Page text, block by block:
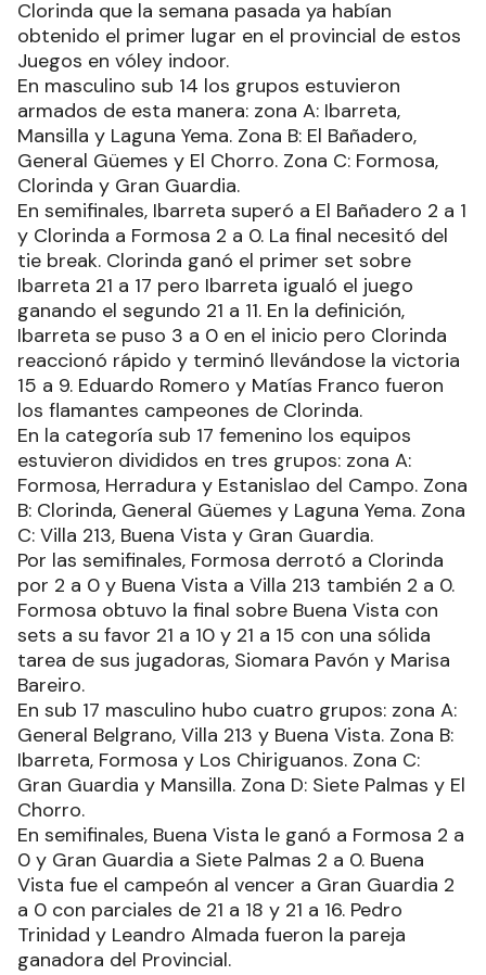
Clorinda que la semana pasada ya habían
obtenido el primer lugar en el provincial de estos
Juegos en vóley indoor.
En masculino sub 14 los grupos estuvieron
armados de esta manera: zona A: Ibarreta,
Mansilla y Laguna Yema. Zona B: El Bañadero,
General Güemes y El Chorro. Zona C: Formosa,
Clorinda y Gran Guardia.
En semifinales, Ibarreta superó a El Bañadero 2 a 1
y Clorinda a Formosa 2 a 0. La final necesitó del
tie break. Clorinda ganó el primer set sobre
Ibarreta 21 a 17 pero Ibarreta igualó el juego
ganando el segundo 21 a 11. En la definición,
Ibarreta se puso 3 a 0 en el inicio pero Clorinda
reaccionó rápido y terminó llevándose la victoria
15 a 9. Eduardo Romero y Matías Franco fueron
los flamantes campeones de Clorinda.
En la categoría sub 17 femenino los equipos
estuvieron divididos en tres grupos: zona A:
Formosa, Herradura y Estanislao del Campo. Zona
B: Clorinda, General Güemes y Laguna Yema. Zona
C: Villa 213, Buena Vista y Gran Guardia.
Por las semifinales, Formosa derrotó a Clorinda
por 2 a 0 y Buena Vista a Villa 213 también 2 a 0.
Formosa obtuvo la final sobre Buena Vista con
sets a su favor 21 a 10 y 21 a 15 con una sólida
tarea de sus jugadoras, Siomara Pavón y Marisa
Bareiro.
En sub 17 masculino hubo cuatro grupos: zona A:
General Belgrano, Villa 213 y Buena Vista. Zona B:
Ibarreta, Formosa y Los Chiriguanos. Zona C:
Gran Guardia y Mansilla. Zona D: Siete Palmas y El
Chorro.
En semifinales, Buena Vista le ganó a Formosa 2 a
0 y Gran Guardia a Siete Palmas 2 a 0. Buena
Vista fue el campeón al vencer a Gran Guardia 2
a 0 con parciales de 21 a 18 y 21 a 16. Pedro
Trinidad y Leandro Almada fueron la pareja
ganadora del Provincial.